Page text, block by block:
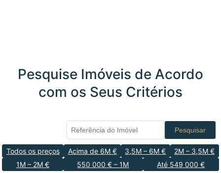
Pesquise Imóveis de Acordo
com os Seus Critérios
Pesquisar
Todos os preços Acima de 6M € 3,5M – 6M €
2M – 3,5M €
1M – 2M €
550 000 € – 1M
Até 549 000 €